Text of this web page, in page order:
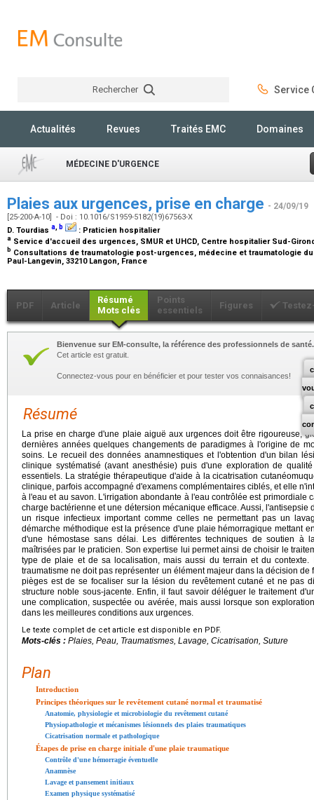
Rechercher Service
Actualités Revues Traités EMC Domaines
MÉDECINE D'URGENCE
Plaies aux urgences, prise en charge - 24/09/19
[25-200-A-10] - Doi : 10.1016/S1959-5182(19)67563-X
D. Tourdias a, b : Praticien hospitalier
a Service d'accueil des urgences, SMUR et UHCD, Centre hospitalier Sud-
b Consultations de traumatologie post-urgences, médecine et traumatologie
Paul-Langevin, 33210 Langon, France
PDF Article
Résumé
Mots clés
Points
essentiels
Figures
Bienvenue sur EM-consulte, la référence des professionnels de santé.
Cet article est gratuit.
Connectez-vous pour en bénéficier et pour tester vos connaisances!
Résumé
La prise en charge d'une plaie aiguë aux urgences doit être rigoureuse,
dernières années quelques changements de paradigmes à l'origine de
soins. Le recueil des données anamnestiques et l'obtention d'un bilan
clinique systématisé (avant anesthésie) puis d'une exploration de
essentiels. La stratégie thérapeutique d'aide à la cicatrisation
clinique, parfois accompagné d'examens complémentaires ciblés, et elle
à l'eau et au savon. L'irrigation abondante à l'eau contrôlée est primordiale
charge bactérienne et une détersion mécanique efficace. Aussi, l'antisepsie
un risque infectieux important comme celles ne permettant pas un
démarche méthodique est la présence d'une plaie hémorragique mettant
d'une hémostase sans délai. Les différentes techniques de soutien à
maîtrisées par le praticien. Son expertise lui permet ainsi de choisir le
type de plaie et de sa localisation, mais aussi du terrain et du
traumatisme ne doit pas représenter un élément majeur dans la décision
pièges est de se focaliser sur la lésion du revêtement cutané et ne pas
structure noble sous-jacente. Enfin, il faut savoir déléguer le traitement
une complication, suspectée ou avérée, mais aussi lorsque son
dans les meilleures conditions aux urgences.
Le texte complet de cet article est disponible en PDF.
Mots-clés : Plaies, Peau, Traumatismes, Lavage, Cicatrisation, Suture
Plan
Introduction
Principes théoriques sur le revêtement cutané normal et traumatisé
Anatomie, physiologie et microbiologie du revêtement cutané
Physiopathologie et mécanismes lésionnels des plaies traumatiques
Cicatrisation normale et pathologique
Étapes de prise en charge initiale d'une plaie traumatique
Contrôle d'une hémorragie éventuelle
Anamnèse
Lavage et pansement initiaux
Examen physique systématisé